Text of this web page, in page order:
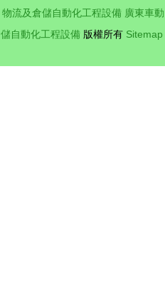
物流及倉儲自動化工程設備 廣東車動
自動化工程設備 版權所有 Sitemap